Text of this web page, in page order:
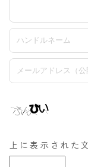
上に表示された